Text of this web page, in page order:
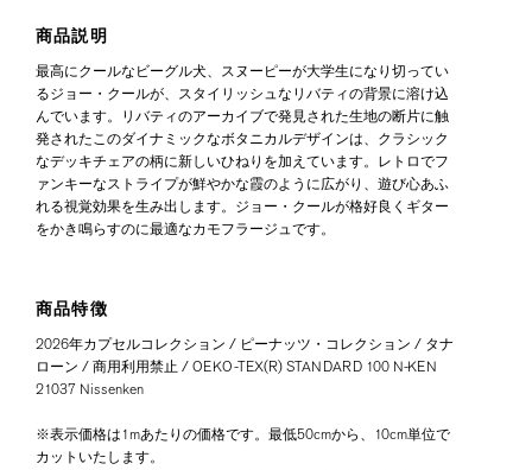
商品説明
最高にクールなビーグル犬、スヌーピーが大学生になり切ってい
るジョー・クールが、スタイリッシュなリバティの背景に溶け込
んでいます。リバティのアーカイブで発見された生地の断片に触
発されたこのダイナミックなボタニカルデザインは、クラシック
なデッキチェアの柄に新しいひねりを加えています。レトロでフ
ァンキーなストライプが鮮やかな霞のように広がり、遊び心あふ
れる視覚効果を生み出します。ジョー・クールが格好良くギター
をかき鳴らすのに最適なカモフラージュです。
商品特徴
2026年カプセルコレクション / ピーナッツ・コレクション / タナ
ローン / 商用利用禁止 / OEKO-TEX(R) STANDARD 100 N-KEN
21037 Nissenken
※表示価格は1mあたりの価格です。最低50cmから、10cm単位で
カットいたします。